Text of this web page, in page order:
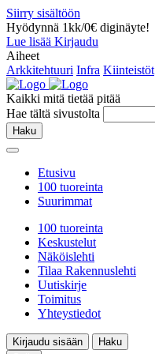
Siirry sisältöön
Hyödynnä 1kk/0€ diginäyte!
Lue lisää Kirjaudu
Aiheet
Arkkitehtuuri Infra Kiinteistöt
Kaikki mitä tietää pitää
Hae tältä sivustolta
Haku
Etusivu
100 tuoreinta
Suurimmat
100 tuoreinta
Keskustelut
Näköislehti
Tilaa Rakennuslehti
Uutiskirje
Toimitus
Yhteystiedot
Kirjaudu sisään
Haku